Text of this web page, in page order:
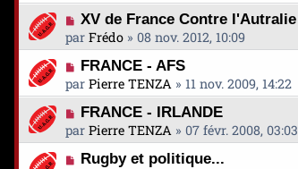
XV de France Contre l'Autralie
par Frédo » 08 nov. 2012, 10:09
FRANCE - AFS
par Pierre TENZA » 11 nov. 2009, 14:22
FRANCE - IRLANDE
par Pierre TENZA » 07 févr. 2008, 03:03
Rugby et politique...